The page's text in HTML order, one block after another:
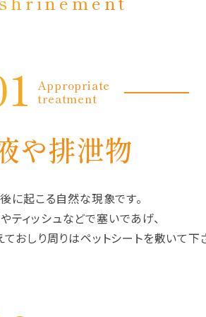
Appropriate
treatment
や排泄物
に起こる自然な現象です。
ティッシュなどで塞いであげ、
おしり周りはペットシートを敷いて下